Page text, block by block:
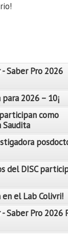
Saber Pro 2026
2026 – 10¡
como
del DISC
el Lab Colivri!
Saber Pro 2026